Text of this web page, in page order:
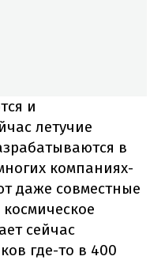
и
летучие
в
компаниях-
даже совместные
сейчас
где-то в 400